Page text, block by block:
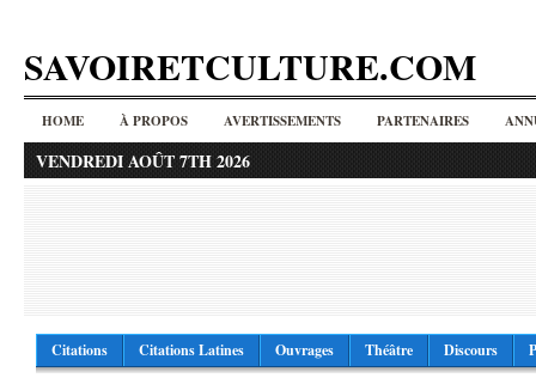
SAVOIRETCULTURE.COM
HOME À PROPOS AVERTISSEMENTS PARTENAIRES
VENDREDI AOÛT 7TH 2026
Citations Citations Latines Ouvrages Théâtre Discours